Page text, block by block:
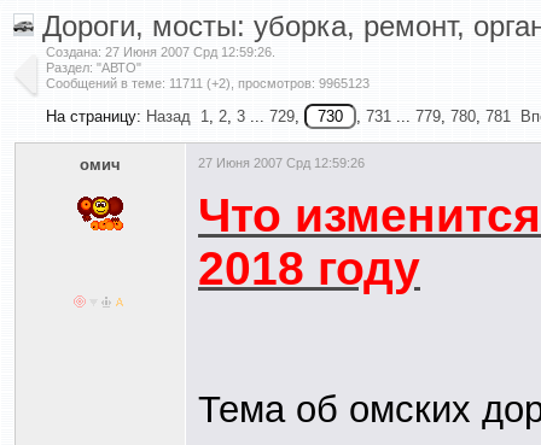
Дороги, мосты: уборка, ремонт,
Создана: 27 Июня 2007 Срд 12:59:26
Раздел: "АВТО"
Сообщений в теме: 11711 (+2), просмотров: 9965123
На страницу: Назад 1, 2, 3 ... 729, , 731... 779, 780, 781
омич 27 Июня 2007 Срд 12:59:26
Что
2018 году
Тема об омских